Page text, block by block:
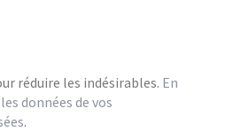
réduire les indésirables. En
données de vos
.